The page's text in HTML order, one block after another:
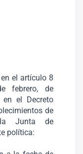
el artículo 8
febrero, de
el Decreto
de
la Junta de
política: